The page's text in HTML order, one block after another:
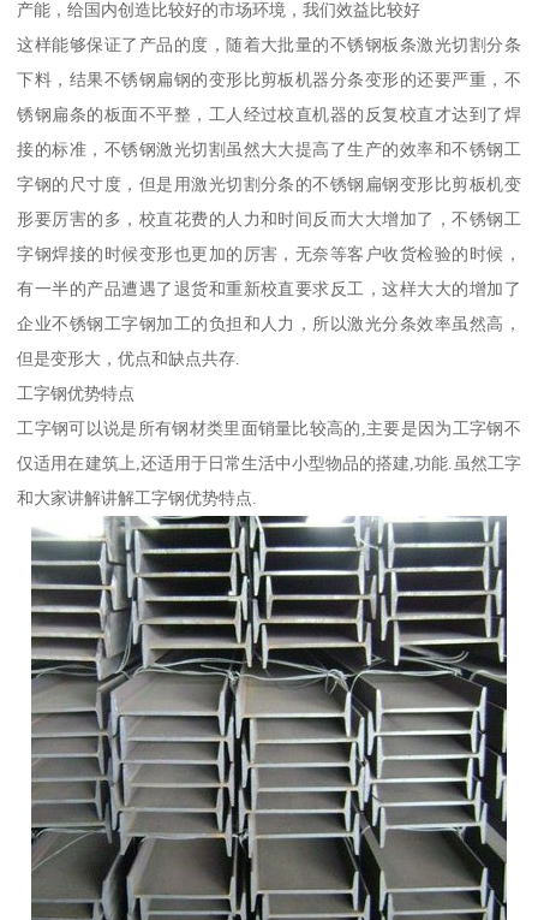
产能，给国内创造比较好的市场环境，我们效益比较好
这样能够保证了产品的度，随着大批量的不锈钢板条激光切割分条
下料，结果不锈钢扁钢的变形比剪板机器分条变形的还要严重，不
锈钢扁条的板面不平整，工人经过校直机器的反复校直才达到了焊
接的标准，不锈钢激光切割虽然大大提高了生产的效率和不锈钢工
字钢的尺寸度，但是用激光切割分条的不锈钢扁钢变形比剪板机变
形要厉害的多，校直花费的人力和时间反而大大增加了，不锈钢工
字钢焊接的时候变形也更加的厉害，无奈等客户收货检验的时候，
有一半的产品遭遇了退货和重新校直要求反工，这样大大的增加了
企业不锈钢工字钢加工的负担和人力，所以激光分条效率虽然高，
但是变形大，优点和缺点共存.
工字钢优势特点
工字钢可以说是所有钢材类里面销量比较高的,主要是因为工字钢不
仅适用在建筑上,还适用于日常生活中小型物品的搭建,功能.虽然工字
和大家讲解讲解工字钢优势特点.